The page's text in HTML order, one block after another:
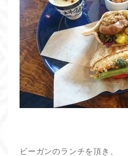
ビーガンのランチを頂き、